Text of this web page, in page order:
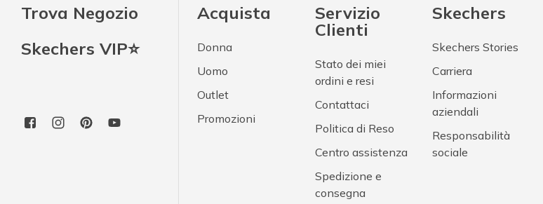
Trova Negozio
Skechers VIP⭐
Acquista
Donna
Uomo
Outlet
Promozioni
Servizio
Clienti
Stato dei miei
ordini e resi
Contattaci
Politica di Reso
Centro assistenza
Spedizione e
consegna
Skechers
Skechers Stories
Carriera
Informazioni
aziendali
Responsabilità
sociale